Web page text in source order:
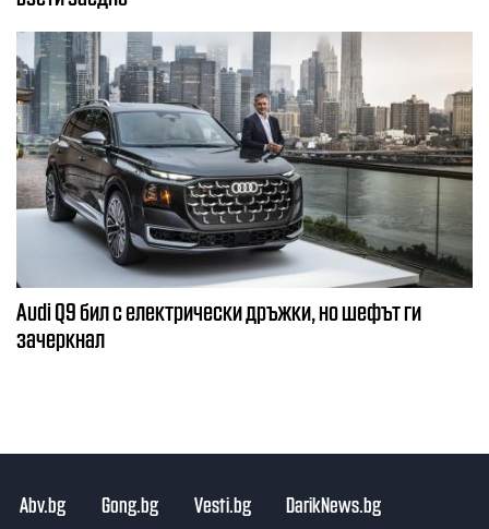
Audi Q9 бил с електрически дръжки, но шефът ги
зачеркнал
Abv.bg Gong.bg Vesti.bg DarikNews.bg